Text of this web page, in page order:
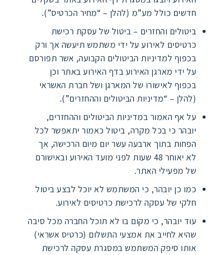
חדשים כולל מע”מ (להלן – “מחיר הכרטיס”).
ביטולים והחזרים – ביטול של עסקת רכישת
כרטיסים לאירוע על ידי משתמש תיעשה אך ורק
בכפוף למדיניות הביטולים הקבועה, אשר תפורסם
על ידי מארגן האירוע בדף האירוע באתר וכן
בכפוף לאישורו של המארגן ושל חברת האשראי
(להלן – “מדיניות הביטולים וההחזרים”).
על אף האמור במדיניות הביטולים וההחזרים,
יובהר כי בכל מקרה, ביטול כאמור יתאפשר לכל
הפחות בתוך ארבעה עשר יום מיום הרכישה, אך
לא יאוחר 48 שעות לפני מועד האירוע ובאישורם
של מפעילי האתר.
כמו כן יובהר, כי המשתמש לא יוכל לבצע ביטול
חלקי של עסקה לרכישת כרטיסים לאירוע.
עוד יובהר, כי מקום בו לא תוכל החברה מכל סיבה
שהיא לחייב את אמצעי התשלום (כרטיס אשראי)
אותו סיפק המשתמש במסגרת עסקה לרכישת